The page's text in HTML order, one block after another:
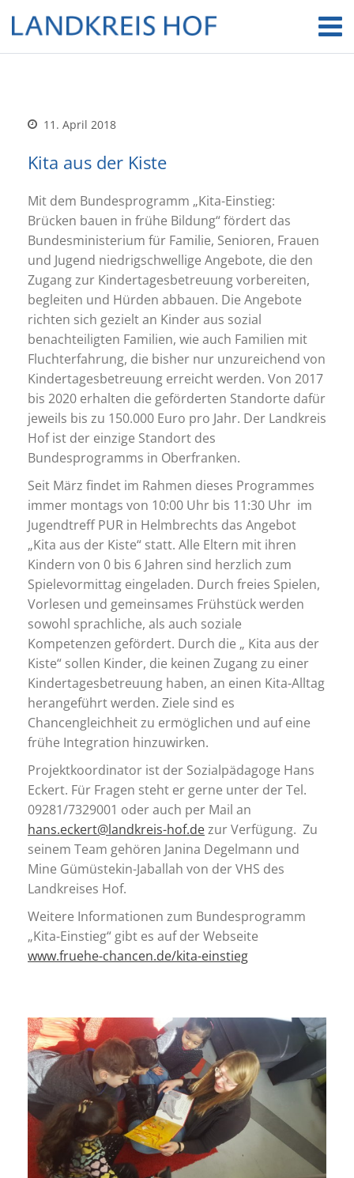
11. April 2018
Kita aus der Kiste
Mit dem Bundesprogramm „Kita-Einstieg:
Brücken bauen in frühe Bildung“ fördert das
Bundesministerium für Familie, Senioren, Frauen
und Jugend niedrigschwellige Angebote, die den
Zugang zur Kindertagesbetreuung vorbereiten,
begleiten und Hürden abbauen. Die Angebote
richten sich gezielt an Kinder aus sozial
benachteiligten Familien, wie auch Familien mit
Fluchterfahrung, die bisher nur unzureichend von
Kindertagesbetreuung erreicht werden. Von 2017
bis 2020 erhalten die geförderten Standorte dafür
jeweils bis zu 150.000 Euro pro Jahr. Der Landkreis
Hof ist der einzige Standort des
Bundesprogramms in Oberfranken.
Seit März findet im Rahmen dieses Programmes
immer montags von 10:00 Uhr bis 11:30 Uhr im
Jugendtreff PUR in Helmbrechts das Angebot
„Kita aus der Kiste“ statt. Alle Eltern mit ihren
Kindern von 0 bis 6 Jahren sind herzlich zum
Spielevormittag eingeladen. Durch freies Spielen,
Vorlesen und gemeinsames Frühstück werden
sowohl sprachliche, als auch soziale
Kompetenzen gefördert. Durch die „ Kita aus der
Kiste“ sollen Kinder, die keinen Zugang zu einer
Kindertagesbetreuung haben, an einen Kita-Alltag
herangeführt werden. Ziele sind es
Chancengleichheit zu ermöglichen und auf eine
frühe Integration hinzuwirken.
Projektkoordinator ist der Sozialpädagoge Hans
Eckert. Für Fragen steht er gerne unter der Tel.
09281/7329001 oder auch per Mail an
hans.eckert@landkreis-hof.dezur Verfügung. Zu
seinem Team gehören Janina Degelmann und
Mine Gümüstekin-Jaballah von der VHS des
Landkreises Hof.
Weitere Informationen zum Bundesprogramm
„Kita-Einstieg“ gibt es auf der Webseite
www.fruehe-chancen.de/kita-einstieg